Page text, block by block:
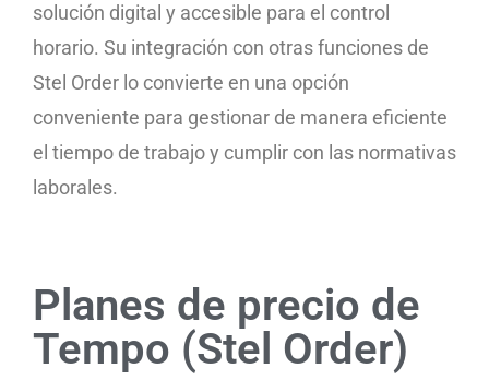
solución digital y accesible para el control
horario. Su integración con otras funciones de
Stel Order lo convierte en una opción
conveniente para gestionar de manera eficiente
el tiempo de trabajo y cumplir con las normativas
laborales.
Planes de precio de
Tempo (Stel Order)